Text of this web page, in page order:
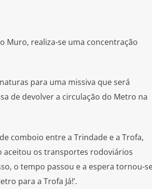
Muro, realiza-se uma concentração
para uma missiva que será
de devolver a circulação do Metro na
comboio entre a Trindade e a Trofa,
aceitou os transportes rodoviários
o tempo passou e a espera tornou-
para a Trofa Já!’.